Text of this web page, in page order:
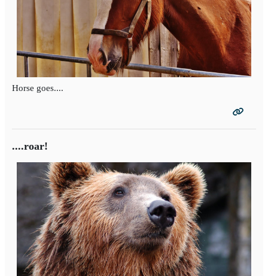
Horse goes....
....roar!